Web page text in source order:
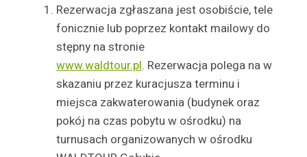
Rezerwacja zgłaszana jest osobiście, tele
fonicznie lub poprzez kontakt mailowy do
stępny na stronie
www.waldtour.pl. Rezerwacja polega na w
skazaniu przez kuracjusza terminu i
miejsca zakwaterowania (budynek oraz
pokój na czas pobytu w ośrodku) na
turnusach organizowanych w ośrodku